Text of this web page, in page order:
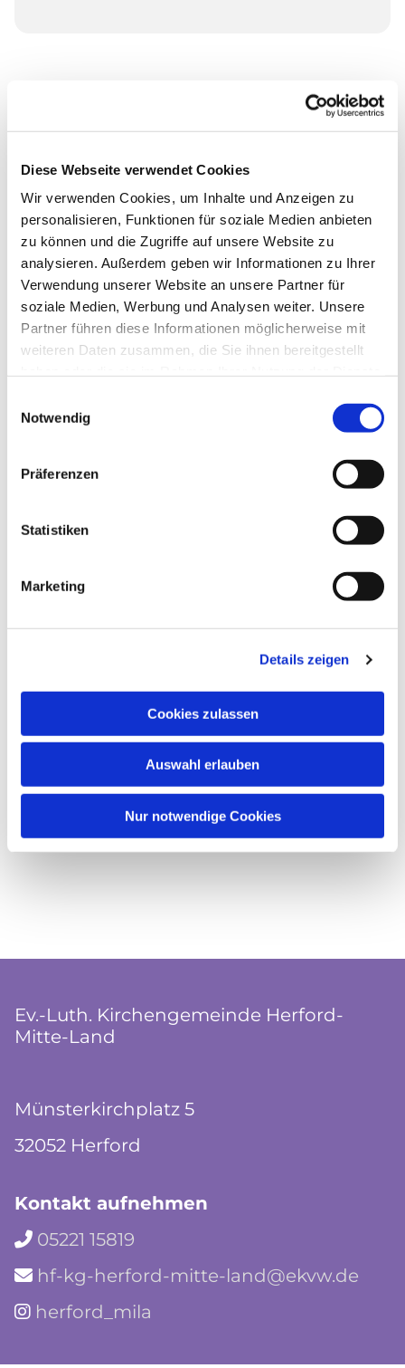
Diese Webseite verwendet Cookies
Wir verwenden Cookies, um Inhalte und Anzeigen zu
personalisieren, Funktionen für soziale Medien anbieten
zu können und die Zugriffe auf unsere Website zu
analysieren. Außerdem geben wir Informationen zu Ihrer
Verwendung unserer Website an unsere Partner für
soziale Medien, Werbung und Analysen weiter. Unsere
Partner führen diese Informationen möglicherweise mit
weiteren Daten zusammen, die Sie ihnen bereitgestellt
Notwendig
Präferenzen
Statistiken
Marketing
Details zeigen
Cookies zulassen
Auswahl erlauben
Nur notwendige Cookies
Ev.-Luth. Kirchengemeinde Herford-
Mitte-Land
Münsterkirchplatz 5
32052 Herford
Kontakt aufnehmen
 05221 15819
 hf-kg-herford-mitte-land@ekvw.de
 herford_mila